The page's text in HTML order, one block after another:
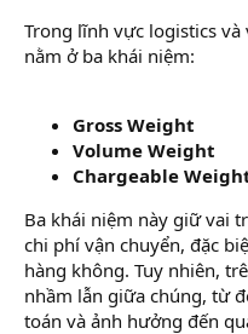
Trong lĩnh vực logistics
nằm ở ba khái niệm:
Gross Weight
Volume Weight
Chargeable
Ba khái niệm này giữ vai
chi phí vận chuyển, đặc
hàng không. Tuy nhiên,
nhầm lẫn giữa chúng, từ
toán và ảnh hưởng đến